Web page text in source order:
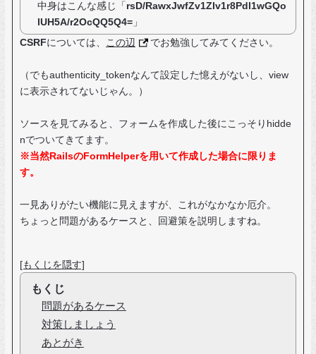
中身はこんな感じ「 rsD/RawxJwfZv1ZIv1r8Pdl1wGQo
lUH5A/r2OcQQ5Q4=」
CSRFについては、 この辺 でお勉強してみてください。
（でもauthenticity_tokenなんて設定した憶えがないし、view
に表示されてないじゃん。）
ソースを見てみると、フォームを作成した後にこっそりhidde
nでついてきてます。
※当然RailsのFormHelperを用いて作成した場合に限りま
す。
一見ありがたい機能に見えますが、これがなかなか厄介。
ちょっと問題があるケースと、回避策を説明しますね。
[もくじを隠す]
もくじ
問題があるケース
対策しましょう
あとがき